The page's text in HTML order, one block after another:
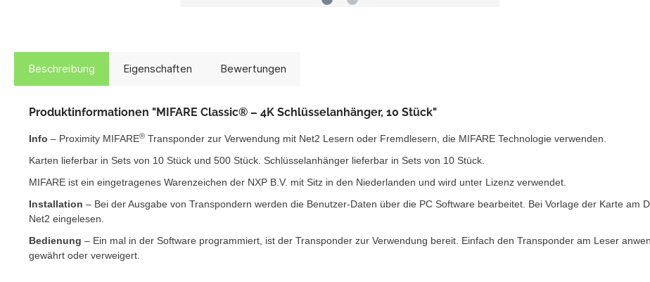
Beschreibung Eigenschaften Bewertungen
Produktinformationen "MIFARE Classic® – 4K Schlüsselanhänger, 10 Stück"
Info – Proximity MIFARE® Transponder zur Verwendung mit Net2 Lesern oder Fremdlesern, die MIFARE Technologie verwenden.
Karten lieferbar in Sets von 10 Stück und 500 Stück. Schlüsselanhänger lieferbar in Sets von 10 Stück.
MIFARE ist ein eingetragenes Warenzeichen der NXP B.V. mit Sitz in den Niederlanden und wird unter Lizenz verwendet.
Installation – Bei der Ausgabe von Transpondern werden die Benutzer-Daten über die PC Software bearbeitet. Bei Vorlage der Karte am
Net2 eingelesen.
Bedienung – Ein mal in der Software programmiert, ist der Transponder zur Verwendung bereit. Einfach den Transponder am Leser
gewährt oder verweigert.